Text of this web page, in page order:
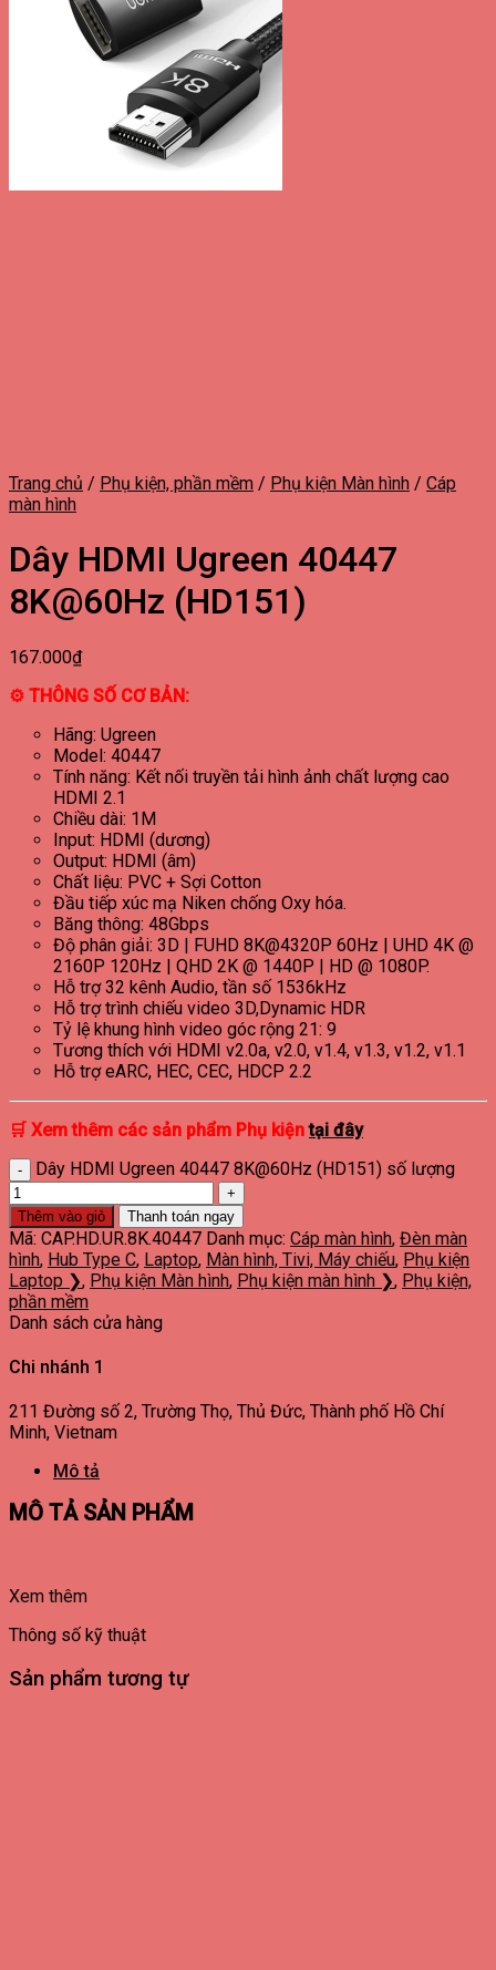
Trang chủ / Phụ kiện, phần mềm / Phụ kiện Màn hình / Cáp
màn hình
Dây HDMI Ugreen 40447
8K@60Hz (HD151)
167.000₫
⚙ THÔNG SỐ CƠ BẢN:
Hãng: Ugreen
Model: 40447
Tính năng: Kết nối truyền tải hình ảnh chất lượng cao
HDMI 2.1
Chiều dài: 1M
Input: HDMI (dương)
Output: HDMI (âm)
Chất liệu: PVC + Sợi Cotton
Đầu tiếp xúc mạ Niken chống Oxy hóa.
Băng thông: 48Gbps
Độ phân giải: 3D | FUHD 8K@4320P 60Hz | UHD 4K @
2160P 120Hz | QHD 2K @ 1440P | HD @ 1080P.
Hỗ trợ 32 kênh Audio, tần số 1536kHz
Hỗ trợ trình chiếu video 3D,Dynamic HDR
Tỷ lệ khung hình video góc rộng 21: 9
Tương thích với HDMI v2.0a, v2.0, v1.4, v1.3, v1.2, v1.1
Hỗ trợ eARC, HEC, CEC, HDCP 2.2
🛒 Xem thêm các sản phẩm Phụ kiệntại đây
Dây HDMI Ugreen 40447 8K@60Hz (HD151) số lượng
Thêm vào giỏ Thanh toán ngay
Mã: CAP.HD.UR.8K.40447 Danh mục: Cáp màn hình, Đèn màn
hình, Hub Type C, Laptop, Màn hình, Tivi, Máy chiếu, Phụ kiện
Laptop ❯, Phụ kiện Màn hình, Phụ kiện màn hình ❯, Phụ kiện,
phần mềm
Danh sách cửa hàng
Chi nhánh 1
211 Đường số 2, Trường Thọ, Thủ Đức, Thành phố Hồ Chí
Minh, Vietnam
Mô tả
MÔ TẢ SẢN PHẨM
Xem thêm
Thông số kỹ thuật
Sản phẩm tương tự